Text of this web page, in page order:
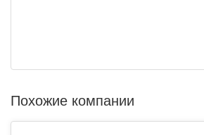
Похожие компании